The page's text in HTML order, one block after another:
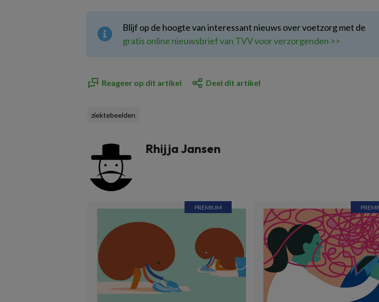
Blijf op de hoogte van interessant nieuws over voetzorg met de
gratis online nieuwsbrief van TVV voor verzorgenden >>
Reageer op dit artikel Deel dit artikel
ziektebeelden
Rhijja Jansen